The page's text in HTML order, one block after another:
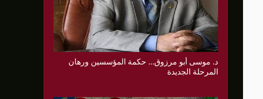
د. موسى أبو مرزوق... حكمة المؤسسين ورهان
المرحلة الجديدة